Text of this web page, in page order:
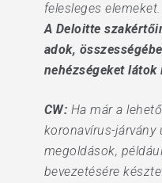
felesleges elemeket.
A Deloitte
adok,
nehézségeket látok
CW: Ha már a
koronavírus-
megoldások,
bevezetésére